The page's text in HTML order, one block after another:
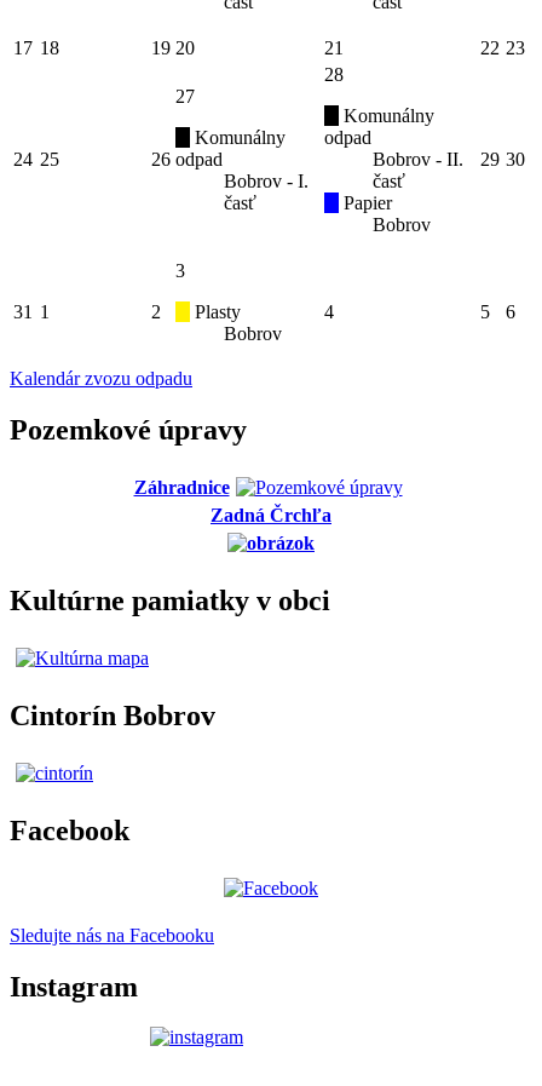
17 18 19 20 21 22 23
24 25 26
27
Komunálny
odpad
Bobrov - I.
časť
28
Komunálny
odpad
Bobrov - II.
časť
Papier
Bobrov
29 30
31 1 2
3
Plasty
Bobrov
4 5 6
Kalendár zvozu odpadu
Pozemkové úpravy
Záhradnice
Zadná Črchľa
Kultúrne pamiatky v obci
Cintorín Bobrov
Facebook
Sledujte nás na Facebooku
Instagram